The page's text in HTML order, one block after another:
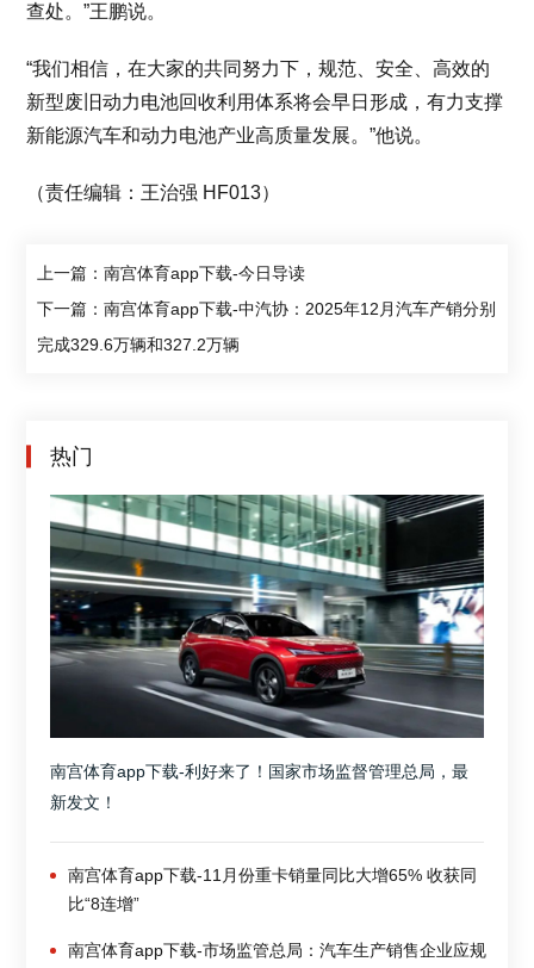
查处。”王鹏说。
“我们相信，在大家的共同努力下，规范、安全、高效的
新型废旧动力电池回收利用体系将会早日形成，有力支撑
新能源汽车和动力电池产业高质量发展。”他说。
（责任编辑：王治强 HF013）
上一篇：南宫体育app下载-今日导读
下一篇：南宫体育app下载-中汽协：2025年12月汽车产销分别
完成329.6万辆和327.2万辆
热门
南宫体育app下载-利好来了！国家市场监督管理总局，最
新发文！
南宫体育app下载-11月份重卡销量同比大增65% 收获同
比“8连增”
南宫体育app下载-市场监管总局：汽车生产销售企业应规